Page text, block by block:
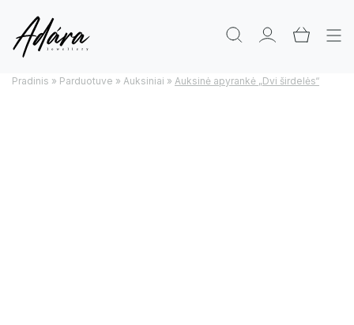
Pradinis » Parduotuve » Auksiniai » Auksinė apyrankė „Dvi širdelės“